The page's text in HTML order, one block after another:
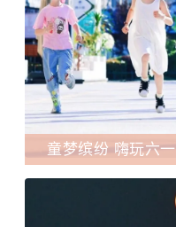
童梦缤纷 嗨玩六一